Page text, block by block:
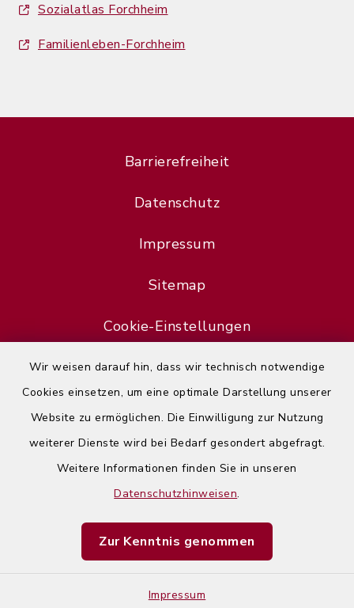
Wir weisen darauf hin, dass wir technisch notwendige
Cookies einsetzen, um eine optimale Darstellung unserer
Website zu ermöglichen. Die Einwilligung zur Nutzung
weiterer Dienste wird bei Bedarf gesondert abgefragt.
Weitere Informationen finden Sie in unseren
Datenschutzhinweisen.
Zur Kenntnis genommen
Impressum
Sozialatlas Forchheim
Familienleben-Forchheim
Barrierefreiheit
Datenschutz
Impressum
Sitemap
Cookie-Einstellungen
Error
Failed to load assistant data
Refresh Page